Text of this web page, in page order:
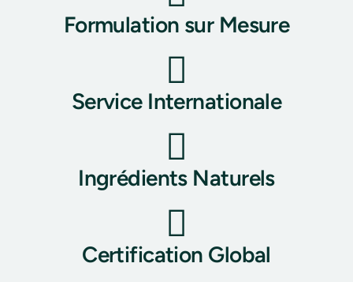
Formulation sur Mesure
Service Internationale
Ingrédients Naturels
Certification Global